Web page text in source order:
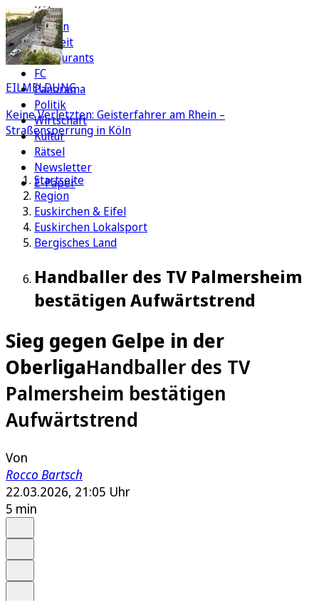
Köln
Region
Freizeit
Restaurants
FC
Panorama
Politik
Wirtschaft
Kultur
Rätsel
Newsletter
E-Paper
EILMELDUNG
Keine Verletzten: Geisterfahrer am Rhein –
Straßensperrung in Köln
Startseite
Region
Euskirchen & Eifel
Euskirchen Lokalsport
Bergisches Land
Handballer des TV Palmersheim
bestätigen Aufwärtstrend
Sieg gegen Gelpe in der
OberligaHandballer des TV
Palmersheim bestätigen
Aufwärtstrend
Von
Rocco Bartsch
22.03.2026, 21:05 Uhr
5 min